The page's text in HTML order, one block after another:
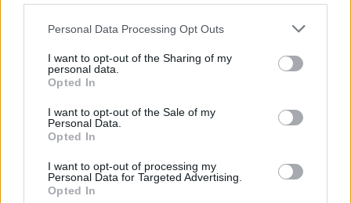
Please note that this website/app uses one or more Google
not limited to your visit or usage behaviour. You may click to
grant or deny consent to Google and its third-party tags to
use your data for below specified purposes in below Google
consent section.
Personal Data Processing Opt Outs
I want to opt-out of the Sharing of my
personal data.
Opted In
I want to opt-out of the Sale of my
Personal Data.
Opted In
I want to opt-out of processing my
Personal Data for Targeted Advertising.
Opted In